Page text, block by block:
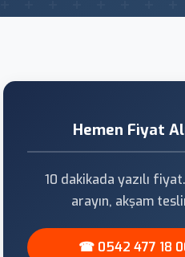
Hemen Fiyat
10 dakikada yazılı
arayın, akşam
☎ 0542 477 18